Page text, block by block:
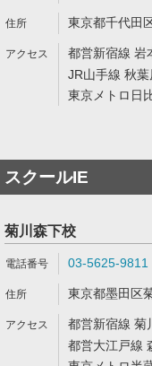
東京都千代田
都営新宿線 岩
JR山手線 秋
東京メトロ日
スクールIE
菊川森下校
03-5625-9811
東京都墨田区
都営新宿線 菊
都営大江戸線